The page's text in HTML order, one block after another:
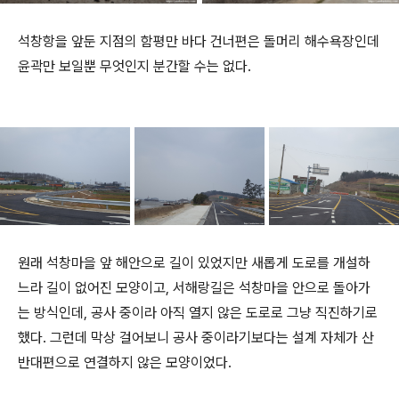
석창항을 앞둔 지점의 함평만 바다 건너편은 돌머리 해수욕장인데
윤곽만 보일뿐 무엇인지 분간할 수는 없다.
원래 석창마을 앞 해안으로 길이 있었지만 새롭게 도로를 개설하
느라 길이 없어진 모양이고, 서해랑길은 석창마을 안으로 돌아가
는 방식인데, 공사 중이라 아직 열지 않은 도로로 그냥 직진하기로
했다. 그런데 막상 걸어보니 공사 중이라기보다는 설계 자체가 산
반대편으로 연결하지 않은 모양이었다.